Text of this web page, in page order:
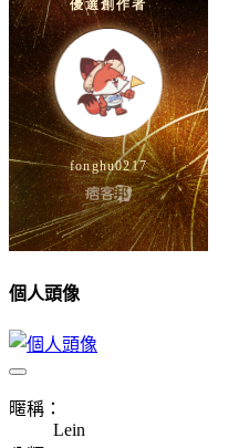
個人頭像
暱稱：
Lein